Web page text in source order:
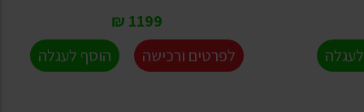
1199 ₪
לפרטים ורכישה
הוסף לעגלה